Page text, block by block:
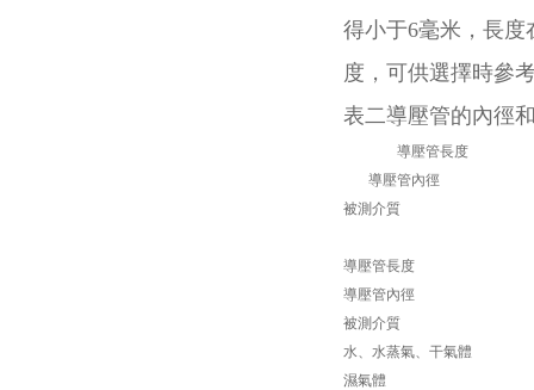
得小于6毫米，長
度，可供選擇時參
表二導壓管的內徑
導壓管長度
導壓管內徑
被測介質
導壓管長度
導壓管內徑
被測介質
水、水蒸氣、干氣體
濕氣體